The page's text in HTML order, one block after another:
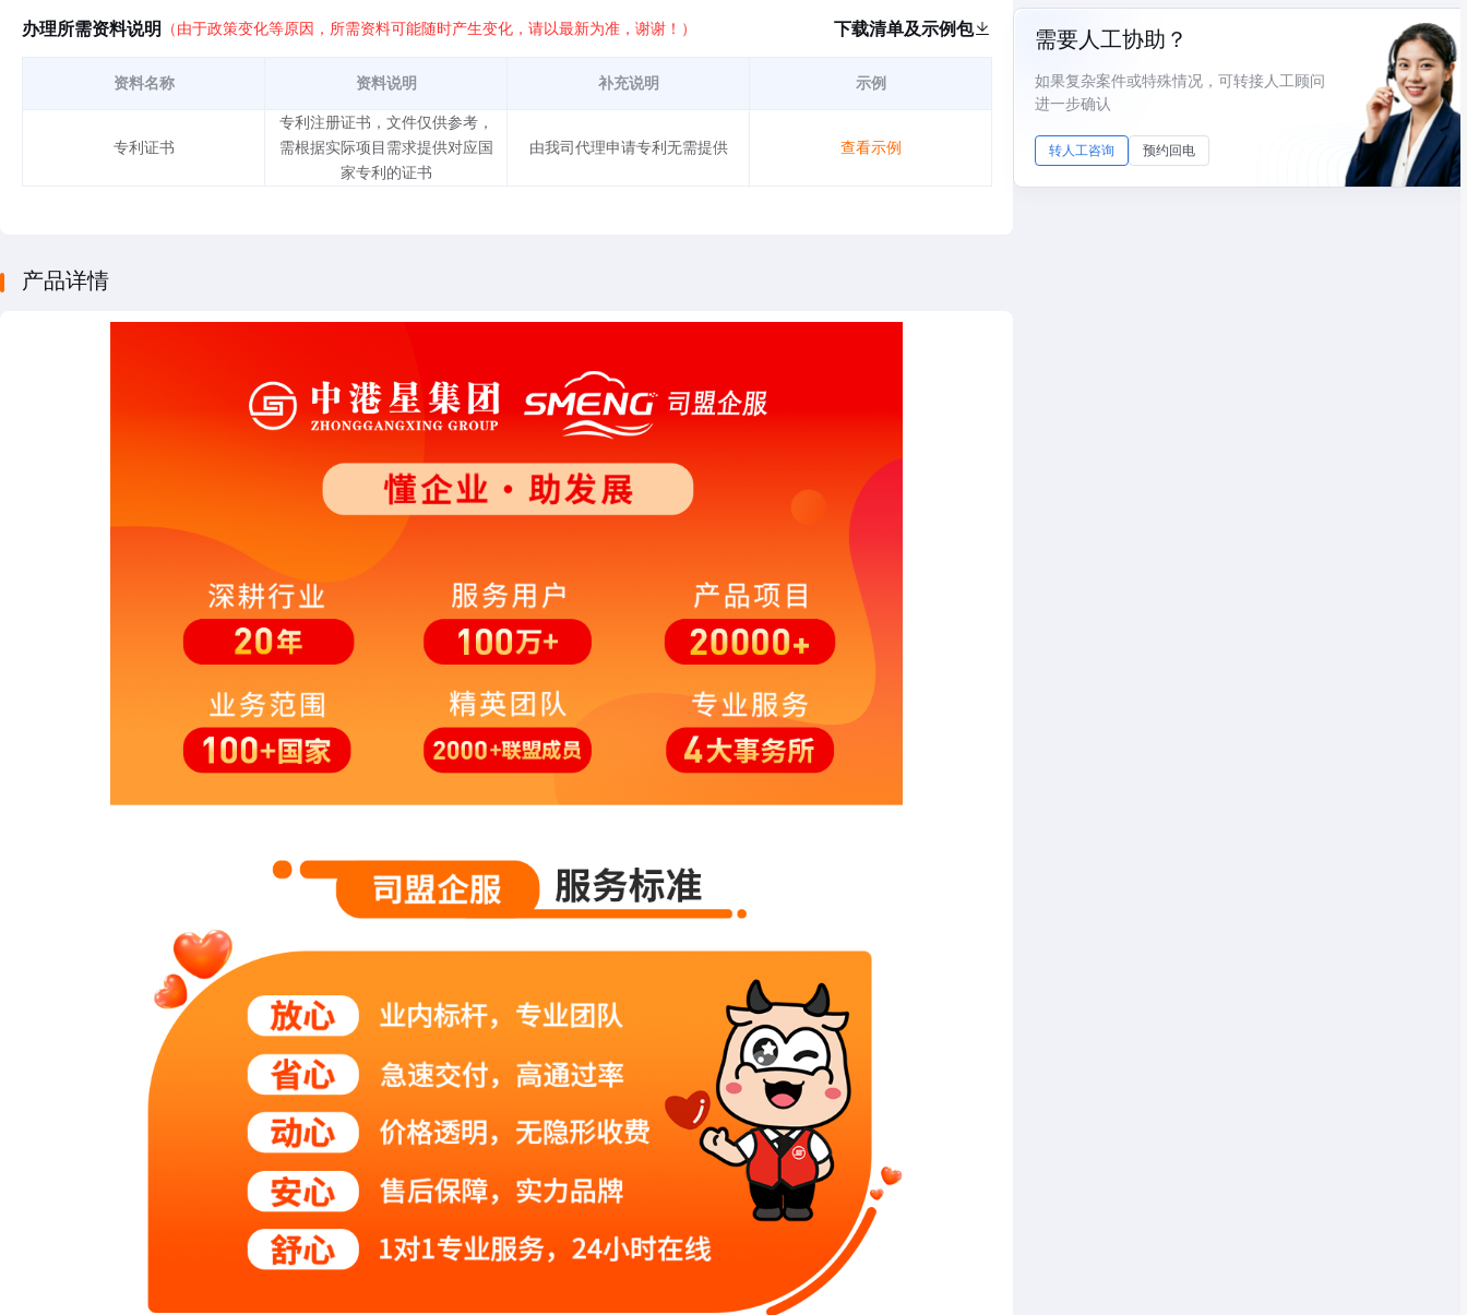
办理所需资料说明 （由于政策变化等原因，所需资料可能随时产生变化，请以最新为准，谢谢！） 下载清单及示例包
资料名称 资料说明 补充说明 示例
专利证书
专利注册证书，文件仅供参考，
需根据实际项目需求提供对应国
家专利的证书
由我司代理申请专利无需提供 查看示例
产品详情
需要人工协助？
如果复杂案件或特殊情况，可转接人工顾问
进一步确认
转人工咨询 预约回电